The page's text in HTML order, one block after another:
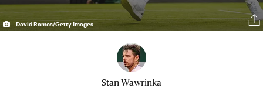
David Ramos/Getty Images
Stan Wawrinka